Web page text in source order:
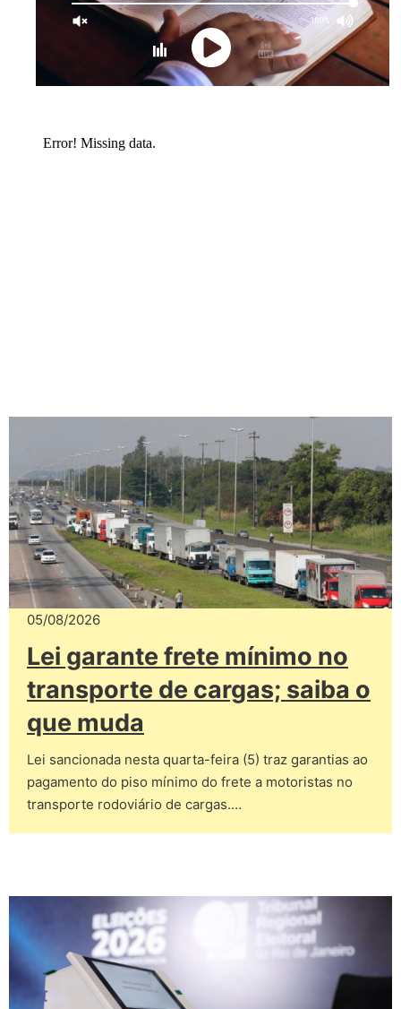
05/08/2026
Lei garante frete mínimo no
transporte de cargas; saiba o
que muda
Lei sancionada nesta quarta-feira (5) traz garantias ao
pagamento do piso mínimo do frete a motoristas no
transporte rodoviário de cargas.…